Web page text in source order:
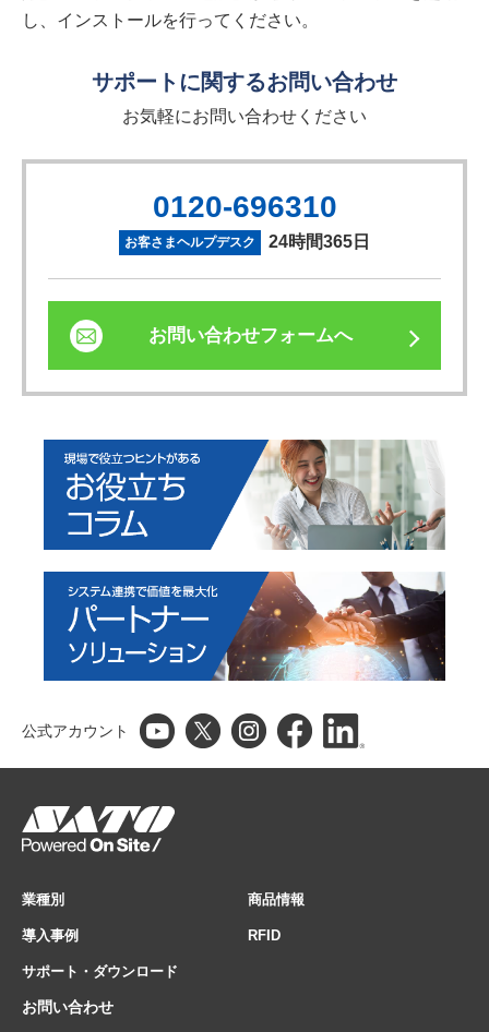
し、インストールを行ってください。
サポートに関するお問い合わせ
お気軽にお問い合わせください
0120-696310
お客さまヘルプデスク 24時間365日
お問い合わせフォームへ
公式アカウント
業種別 商品情報
導入事例 RFID
サポート・ダウンロード
お問い合わせ